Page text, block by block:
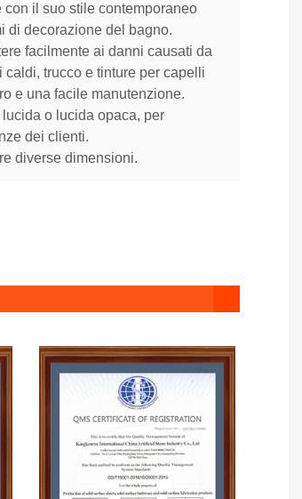
il suo stile contemporaneo
di decorazione del bagno.
facilmente ai danni causati da
trucco e tinture per capelli
e una facile manutenzione.
o lucida opaca, per
dei clienti.
diverse dimensioni.